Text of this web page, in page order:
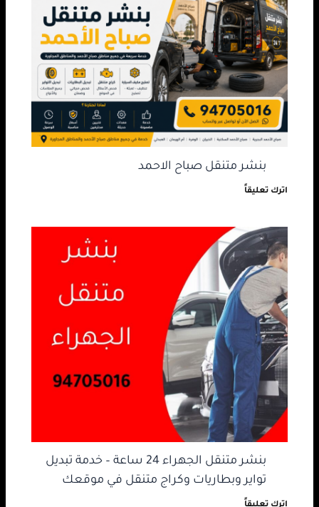
بنشر متنقل صباح الاحمد
اترك تعليقاً
بنشر متنقل الجهراء 24 ساعة – خدمة تبديل
تواير وبطاريات وكراج متنقل في موقعك